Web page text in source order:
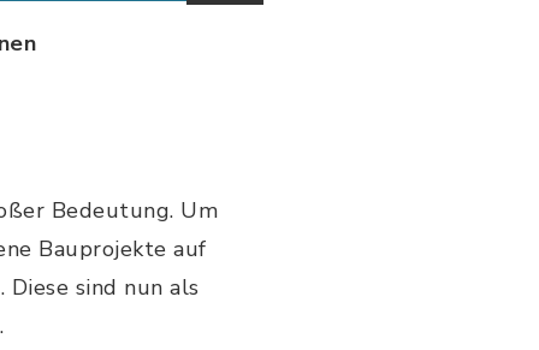
Bedeutung. Um
Bauprojekte auf
sind nun als